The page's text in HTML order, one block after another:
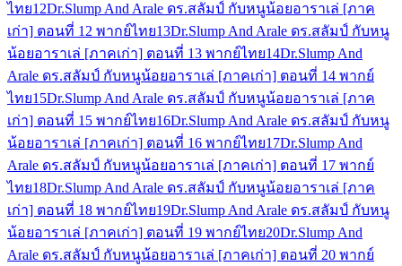
ไทย12Dr.Slump And Arale ดร.สลัมป์ กับหนูน้อยอาราเล่ [ภาค
เก่า] ตอนที่ 12 พากย์ไทย13Dr.Slump And Arale ดร.สลัมป์ กับหนู
น้อยอาราเล่ [ภาคเก่า] ตอนที่ 13 พากย์ไทย14Dr.Slump And
Arale ดร.สลัมป์ กับหนูน้อยอาราเล่ [ภาคเก่า] ตอนที่ 14 พากย์
ไทย15Dr.Slump And Arale ดร.สลัมป์ กับหนูน้อยอาราเล่ [ภาค
เก่า] ตอนที่ 15 พากย์ไทย16Dr.Slump And Arale ดร.สลัมป์ กับหนู
น้อยอาราเล่ [ภาคเก่า] ตอนที่ 16 พากย์ไทย17Dr.Slump And
Arale ดร.สลัมป์ กับหนูน้อยอาราเล่ [ภาคเก่า] ตอนที่ 17 พากย์
ไทย18Dr.Slump And Arale ดร.สลัมป์ กับหนูน้อยอาราเล่ [ภาค
เก่า] ตอนที่ 18 พากย์ไทย19Dr.Slump And Arale ดร.สลัมป์ กับหนู
น้อยอาราเล่ [ภาคเก่า] ตอนที่ 19 พากย์ไทย20Dr.Slump And
Arale ดร.สลัมป์ กับหนูน้อยอาราเล่ [ภาคเก่า] ตอนที่ 20 พากย์